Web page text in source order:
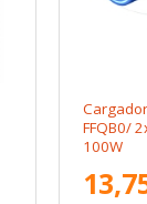
FFQB0/
100W